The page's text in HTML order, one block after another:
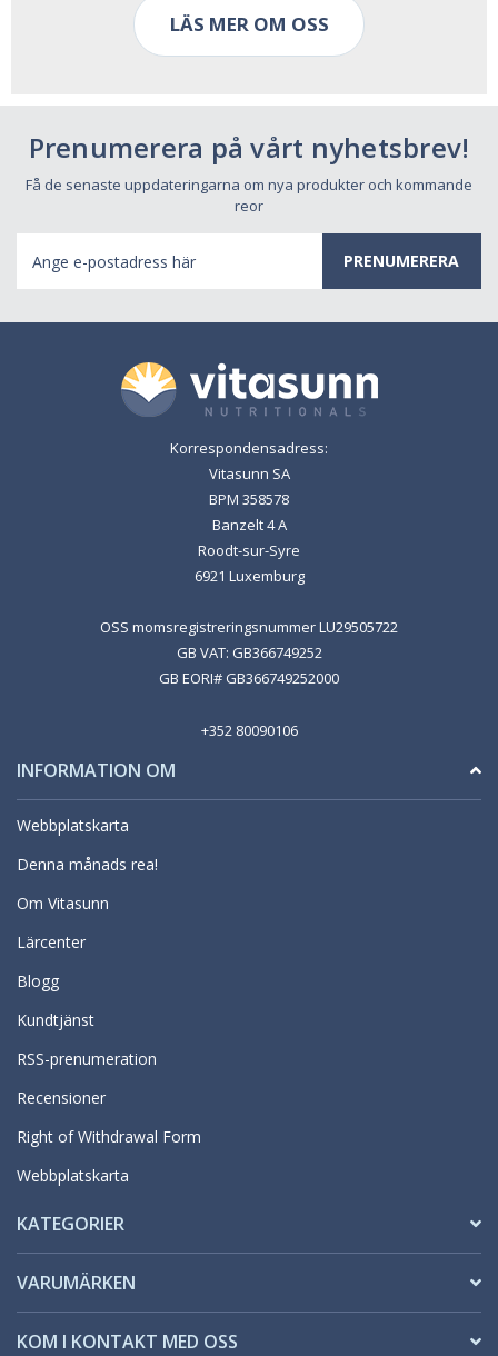
LÄS MER OM OSS
Prenumerera på vårt nyhetsbrev!
Få de senaste uppdateringarna om nya produkter och kommande
reor
postadress
Korrespondensadress:
Vitasunn SA
BPM 358578
Banzelt 4 A
Roodt-sur-Syre
6921 Luxemburg
OSS momsregistreringsnummer LU29505722
GB VAT: GB366749252
GB EORI# GB366749252000
+352 80090106
INFORMATION OM
Webbplatskarta
Denna månads rea!
Om Vitasunn
Lärcenter
Blogg
Kundtjänst
RSS-prenumeration
Recensioner
Right of Withdrawal Form
Webbplatskarta
KATEGORIER
VARUMÄRKEN
KOM I KONTAKT MED OSS